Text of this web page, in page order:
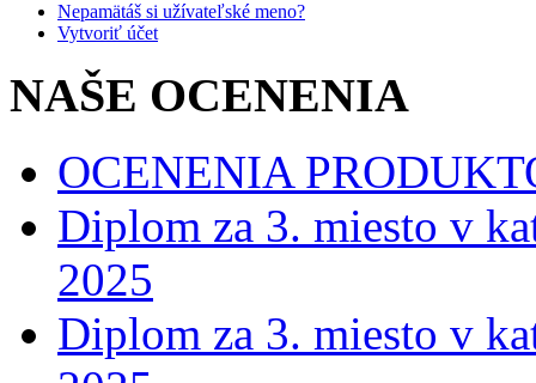
Nepamätáš si užívateľské meno?
Vytvoriť účet
NAŠE OCENENIA
OCENENIA
Diplom za 3. miesto v
2025
Diplom za 3. miesto v